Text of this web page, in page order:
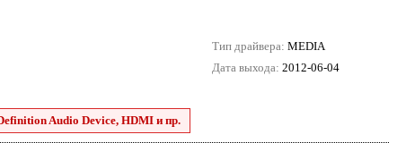
Тип драйвера: MEDIA
Дата выхода: 2012-06-04
Audio Device, HDMI и пр.